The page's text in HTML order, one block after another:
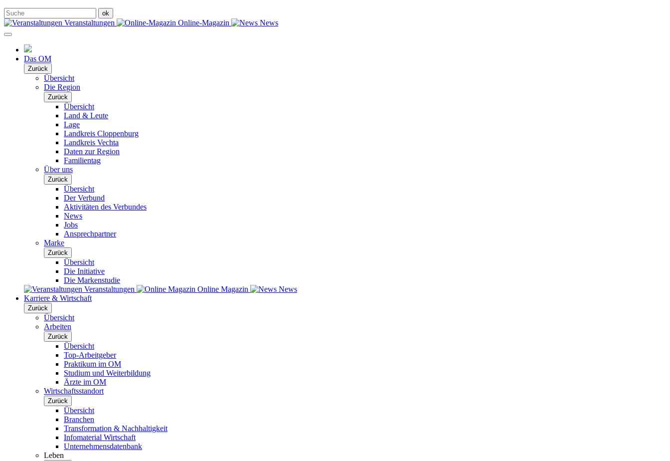
Veranstaltungen Online-Magazin News
Das OM
Zurück
Übersicht
Die Region
Zurück
Übersicht
Land & Leute
Lage
Landkreis Cloppenburg
Landkreis Vechta
Daten zur Region
Familientag
Über uns
Zurück
Übersicht
Der Verbund
Aktivitäten des Verbundes
News
Jobs
Ansprechpartner
Marke
Zurück
Übersicht
Die Initiative
Die Markenstudie
Veranstaltungen
Online Magazin
News
Karriere & Wirtschaft
Zurück
Übersicht
Arbeiten
Zurück
Übersicht
Top-Arbeitgeber
Praktikum im OM
Studium und Weiterbildung
Ärzte im OM
Wirtschaftsstandort
Zurück
Übersicht
Branchen
Transformation & Nachhaltigkeit
Infomaterial Wirtschaft
Unternehmensdatenbank
Leben